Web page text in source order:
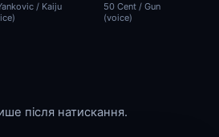
/ Kaiju
50 Cent / Gun
(voice)
після натискання.